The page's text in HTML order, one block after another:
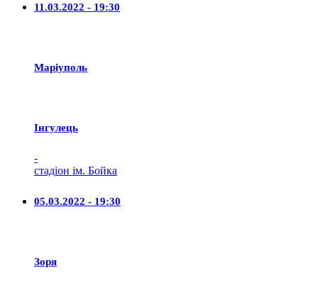
11.03.2022 - 19:30
Маріуполь
Iнгулець
-
стадіон ім. Бойка
05.03.2022 - 19:30
Зоря